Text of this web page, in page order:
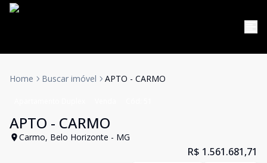
Home Buscar imóvel APTO - CARMO
APTO - CARMO
Carmo, Belo Horizonte - MG
R$ 1.561.681,71